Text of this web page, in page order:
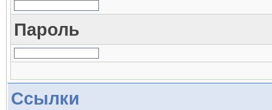
Пароль
Ссылки